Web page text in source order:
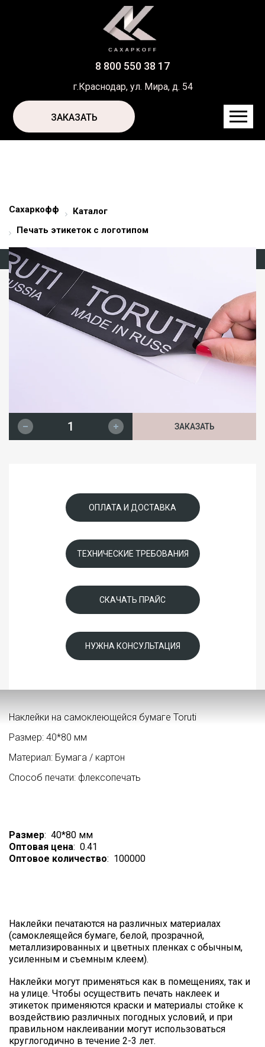
8 800 550 38 17
г.Краснодар, ул. Мира, д. 54
ЗАКАЗАТЬ
Сахаркофф
Каталог
Печать этикеток с логотипом
ЗАКАЗАТЬ
ОПЛАТА И ДОСТАВКА
ТЕХНИЧЕСКИЕ ТРЕБОВАНИЯ
СКАЧАТЬ ПРАЙС
НУЖНА КОНСУЛЬТАЦИЯ
Наклейки на самоклеющейся бумаге Toruti
Размер: 40*80 мм
Материал: Бумага / картон
Способ печати: флексопечать
Размер: 40*80 мм
Оптовая цена: 0.41
Оптовое количество: 100000
Наклейки печатаются на различных материалах
(самоклеящейся бумаге, белой, прозрачной,
металлизированных и цветных пленках с обычным,
усиленным и съемным клеем).
Наклейки могут применяться как в помещениях, так и
на улице. Чтобы осуществить печать наклеек и
этикеток применяются краски и материалы стойке к
воздействию различных погодных условий, и при
правильном наклеивании могут использоваться
круглогодично в течение 2-3 лет.